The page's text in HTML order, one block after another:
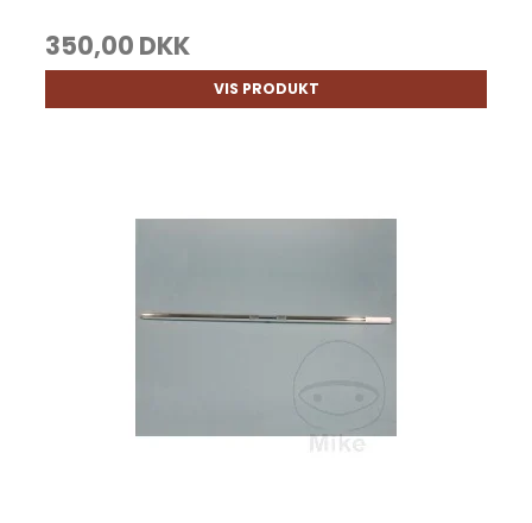
350,00 DKK
VIS PRODUKT